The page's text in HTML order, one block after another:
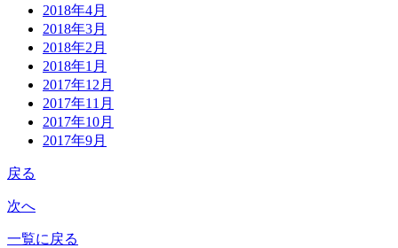
2018年4月
2018年3月
2018年2月
2018年1月
2017年12月
2017年11月
2017年10月
2017年9月
戻る
次へ
一覧に戻る